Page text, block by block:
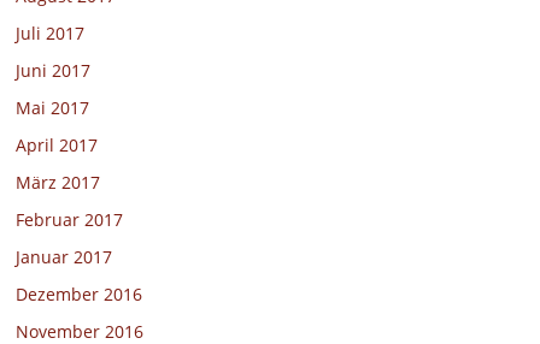
Juli 2017
Juni 2017
Mai 2017
April 2017
März 2017
Februar 2017
Januar 2017
Dezember 2016
November 2016